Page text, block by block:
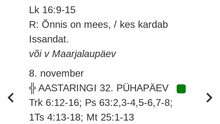
Lk 16:9-15
R: Õnnis on mees, / kes kardab
Issandat.
või v Maarjalaupäev
8. november
╬ AASTARINGI 32. PÜHAPÄEV
Trk 6:12-16; Ps 63:2,3-4,5-6,7-8;
1Ts 4:13-18; Mt 25:1-13